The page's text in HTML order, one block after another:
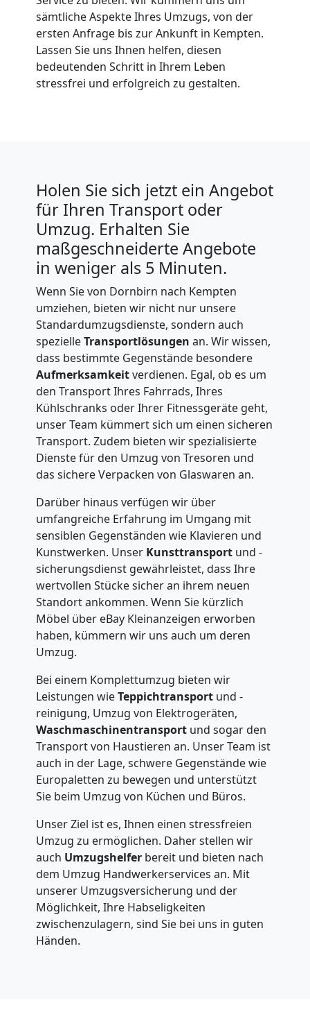
sämtliche Aspekte Ihres Umzugs, von der
ersten Anfrage bis zur Ankunft in Kempten.
Lassen Sie uns Ihnen helfen, diesen
bedeutenden Schritt in Ihrem Leben
stressfrei und erfolgreich zu gestalten.
Holen Sie sich jetzt ein Angebot
für Ihren Transport oder
Umzug. Erhalten Sie
maßgeschneiderte Angebote
in weniger als 5 Minuten.
Wenn Sie von Dornbirn nach Kempten
umziehen, bieten wir nicht nur unsere
Standardumzugsdienste, sondern auch
spezielleTransportlösungen an. Wir wissen,
dass bestimmte Gegenstände besondere
Aufmerksamkeitverdienen. Egal, ob es um
den Transport Ihres Fahrrads, Ihres
Kühlschranks oder Ihrer Fitnessgeräte geht,
unser Team kümmert sich um einen sicheren
Transport. Zudem bieten wir spezialisierte
Dienste für den Umzug von Tresoren und
das sichere Verpacken von Glaswaren an.
Darüber hinaus verfügen wir über
umfangreiche Erfahrung im Umgang mit
sensiblen Gegenständen wie Klavieren und
Kunstwerken. Unser Kunsttransport und -
sicherungsdienst gewährleistet, dass Ihre
wertvollen Stücke sicher an ihrem neuen
Standort ankommen. Wenn Sie kürzlich
Möbel über eBay Kleinanzeigen erworben
haben, kümmern wir uns auch um deren
Umzug.
Bei einem Komplettumzug bieten wir
Leistungen wieTeppichtransport und -
reinigung, Umzug von Elektrogeräten,
Waschmaschinentransport und sogar den
Transport von Haustieren an. Unser Team ist
auch in der Lage, schwere Gegenstände wie
Europaletten zu bewegen und unterstützt
Sie beim Umzug von Küchen und Büros.
Unser Ziel ist es, Ihnen einen stressfreien
Umzug zu ermöglichen. Daher stellen wir
auch Umzugshelfer bereit und bieten nach
dem Umzug Handwerkerservices an. Mit
unserer Umzugsversicherung und der
Möglichkeit, Ihre Habseligkeiten
zwischenzulagern, sind Sie bei uns in guten
Händen.